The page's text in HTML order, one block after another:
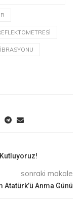
Kutluyoruz!
sonraki makale
Atatürk’ü Anma Günü